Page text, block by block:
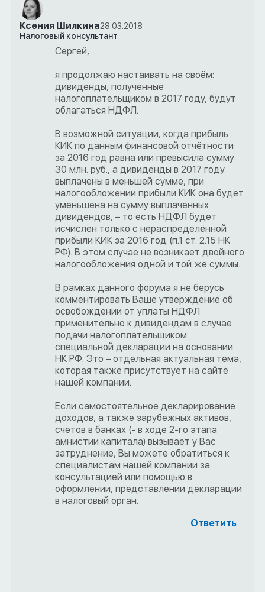
Ксения Шилкина28.03.2018
Налоговый консультант
Сергей,
я продолжаю настаивать на своём:
дивиденды, полученные
налогоплательщиком в 2017 году, будут
облагаться НДФЛ.
В возможной ситуации, когда прибыль
КИК по данным финансовой отчётности
за 2016 год равна или превысила сумму
30 млн. руб., а дивиденды в 2017 году
выплачены в меньшей сумме, при
налогообложении прибыли КИК она будет
уменьшена на сумму выплаченных
дивидендов, – то есть НДФЛ будет
исчислен только с нераспределённой
прибыли КИК за 2016 год (п.1 ст. 2.15 НК
РФ). В этом случае не возникает двойного
налогообложения одной и той же суммы.
В рамках данного форума я не берусь
комментировать Ваше утверждение об
освобождении от уплаты НДФЛ
применительно к дивидендам в случае
подачи налогоплательщиком
специальной декларации на основании
НК РФ. Это – отдельная актуальная тема,
которая также присутствует на сайте
нашей компании.
Если самостоятельное декларирование
доходов, а также зарубежных активов,
счетов в банках (- в ходе 2-го этапа
амнистии капитала) вызывает у Вас
затруднение, Вы можете обратиться к
специалистам нашей компании за
консультацией или помощью в
оформлении, представлении декларации
в налоговый орган.
Ответить